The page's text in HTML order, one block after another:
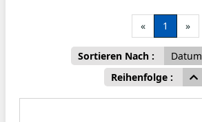
« 1 »
Sortieren Nach :
Datum
Reihenfolge :